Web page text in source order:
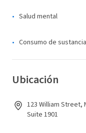
Salud mental
Consumo de
Ubicación
123 William Street,
Suite 1901